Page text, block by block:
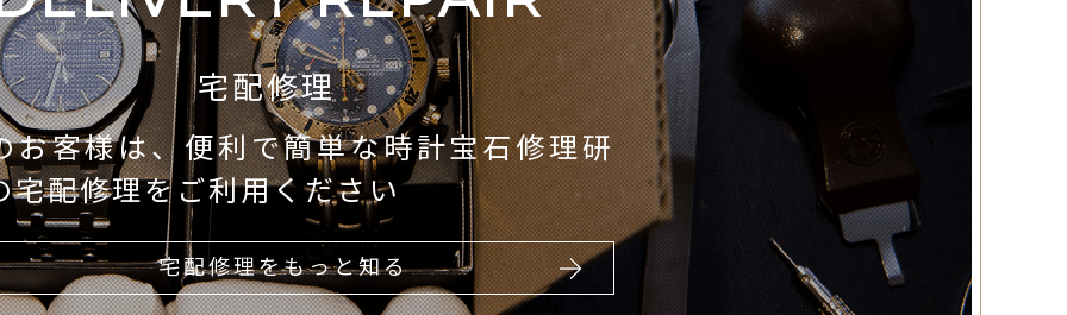
宅配修理
お客様は、便利で簡単な時計宝石修理研
宅配修理をご利用ください
宅配修理をもっと知る